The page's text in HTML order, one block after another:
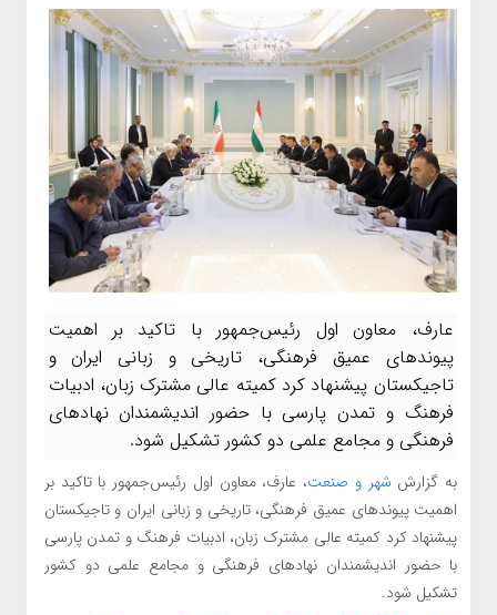
عارف، معاون اول رئیس‌جمهور با تاکید بر اهمیت
پیوندهای عمیق فرهنگی، تاریخی و زبانی ایران و
تاجیکستان پیشنهاد کرد کمیته عالی مشترک زبان، ادبیات
فرهنگ و تمدن پارسی با حضور اندیشمندان نهادهای
فرهنگی و مجامع علمی دو کشور تشکیل شود.
به گزارش شهر و صنعت، عارف، معاون اول رئیس‌جمهور با تاکید بر
اهمیت پیوندهای عمیق فرهنگی، تاریخی و زبانی ایران و تاجیکستان
پیشنهاد کرد کمیته عالی مشترک زبان، ادبیات فرهنگ و تمدن پارسی
با حضور اندیشمندان نهادهای فرهنگی و مجامع علمی دو کشور
تشکیل شود.